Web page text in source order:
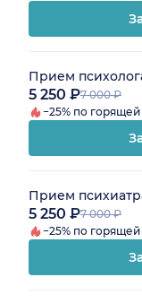
Прием
5 250 ₽7 000 ₽
−25% по
Прием
5 250 ₽7 000 ₽
−25% по